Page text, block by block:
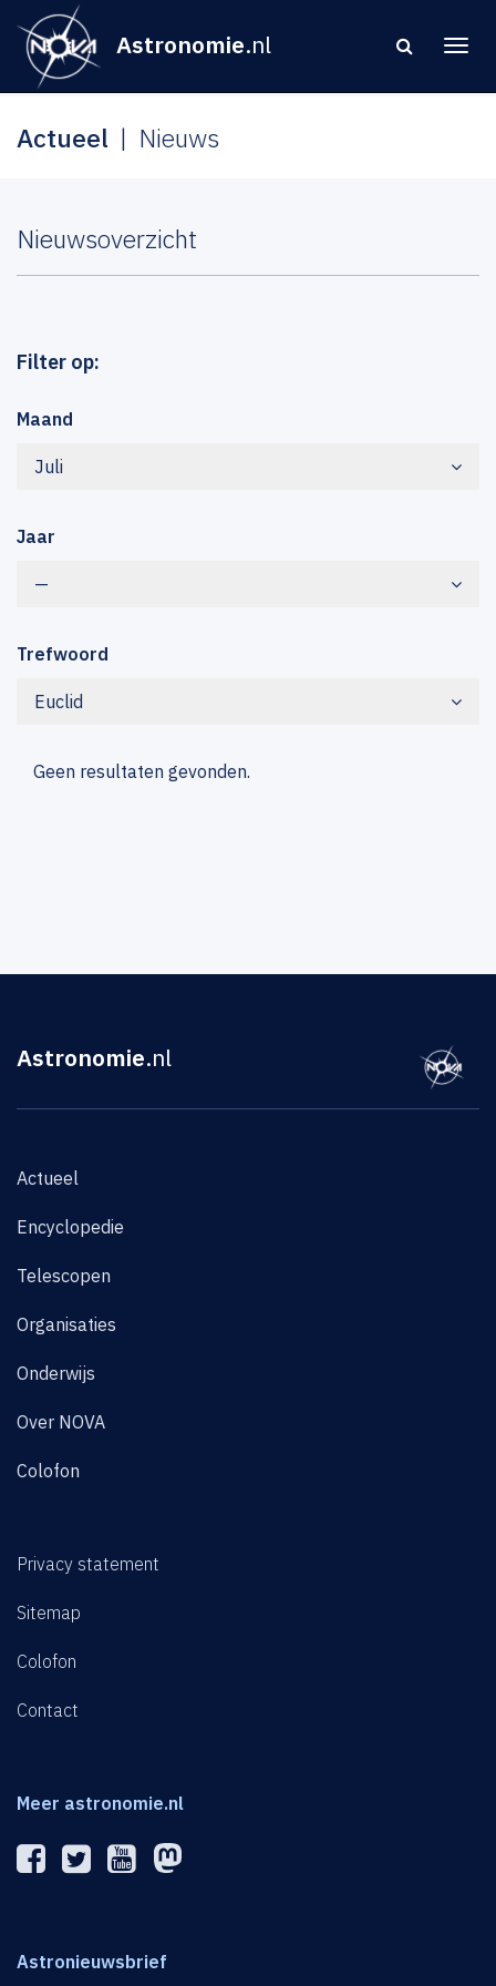
Astronomie.nl
Actueel Nieuws
Nieuwsoverzicht
Filter op:
Maand
Juli
Jaar
—
Trefwoord
Euclid
Geen resultaten gevonden.
Astronomie.nl
Actueel
Encyclopedie
Telescopen
Organisaties
Onderwijs
Over NOVA
Colofon
Privacy statement
Sitemap
Colofon
Contact
Meer astronomie.nl
Astronieuwsbrief